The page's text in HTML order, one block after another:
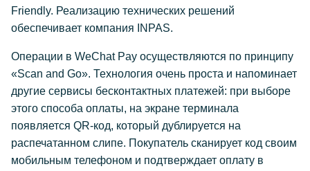
Friendly. Реализацию технических решений
обеспечивает компания INPAS.
Операции в WeChat Pay осуществляются по принципу
«Scan and Go». Технология очень проста и напоминает
другие сервисы бесконтактных платежей: при выборе
этого способа оплаты, на экране терминала
появляется QR-код, который дублируется на
распечатанном слипе. Покупатель сканирует код своим
мобильным телефоном и подтверждает оплату в